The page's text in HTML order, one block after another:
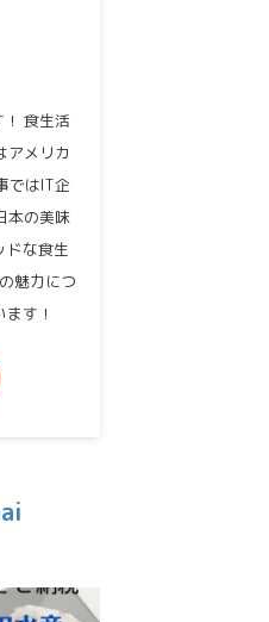
食生活
アメリカ
ではIT企
本の美味
ドな食生
魅力につ
す！